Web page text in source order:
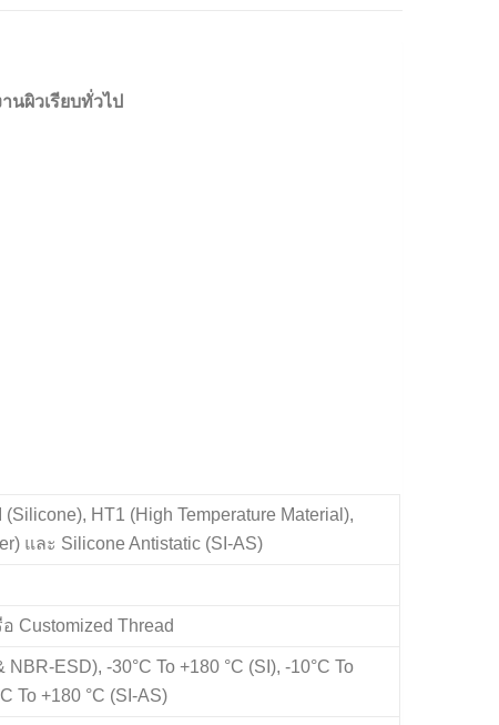
นผิวเรียบทั่วไป
HT1 (High Temperature Material),
และ Silicone Antistatic (SI-AS)
อ Customized Thread
NBR-ESD), -30°C To +180 °C (SI), -10°C To
To +180 °C (SI-AS)